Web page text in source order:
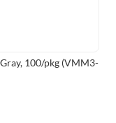
100/pkg (VMM3-